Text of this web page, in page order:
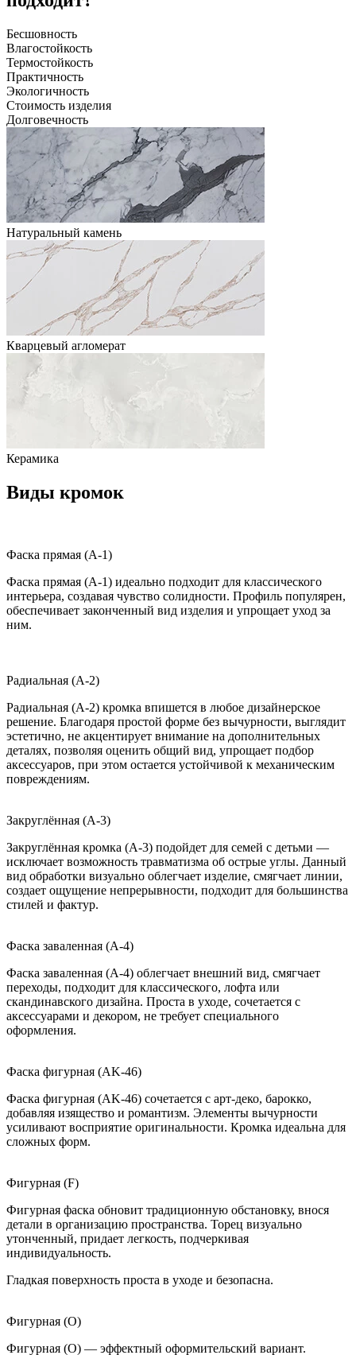
Бесшовность
Влагостойкость
Термостойкость
Практичность
Экологичность
Стоимость изделия
Долговечность
Натуральный камень
Кварцевый агломерат
Керамика
Виды кромок
Фаска прямая (A-1)
Фаска прямая (A-1) идеально подходит для классического
интерьера, создавая чувство солидности. Профиль популярен,
обеспечивает законченный вид изделия и упрощает уход за
ним.
Радиальная (A-2)
Радиальная (A-2) кромка впишется в любое дизайнерское
решение. Благодаря простой форме без вычурности, выглядит
эстетично, не акцентирует внимание на дополнительных
деталях, позволяя оценить общий вид, упрощает подбор
аксессуаров, при этом остается устойчивой к механическим
повреждениям.
Закруглённая (A-3)
Закруглённая кромка (A-3) подойдет для семей с детьми —
исключает возможность травматизма об острые углы. Данный
вид обработки визуально облегчает изделие, смягчает линии,
создает ощущение непрерывности, подходит для большинства
стилей и фактур.
Фаска заваленная (A-4)
Фаска заваленная (A-4) облегчает внешний вид, смягчает
переходы, подходит для классического, лофта или
скандинавского дизайна. Проста в уходе, сочетается с
аксессуарами и декором, не требует специального
оформления.
Фаска фигурная (AK-46)
Фаска фигурная (AK-46) сочетается с арт-деко, барокко,
добавляя изящество и романтизм. Элементы вычурности
усиливают восприятие оригинальности. Кромка идеальна для
сложных форм.
Фигурная (F)
Фигурная фаска обновит традиционную обстановку, внося
детали в организацию пространства. Торец визуально
утонченный, придает легкость, подчеркивая
индивидуальность.
Гладкая поверхность проста в уходе и безопасна.
Фигурная (O)
Фигурная (O) — эффектный оформительский вариант.